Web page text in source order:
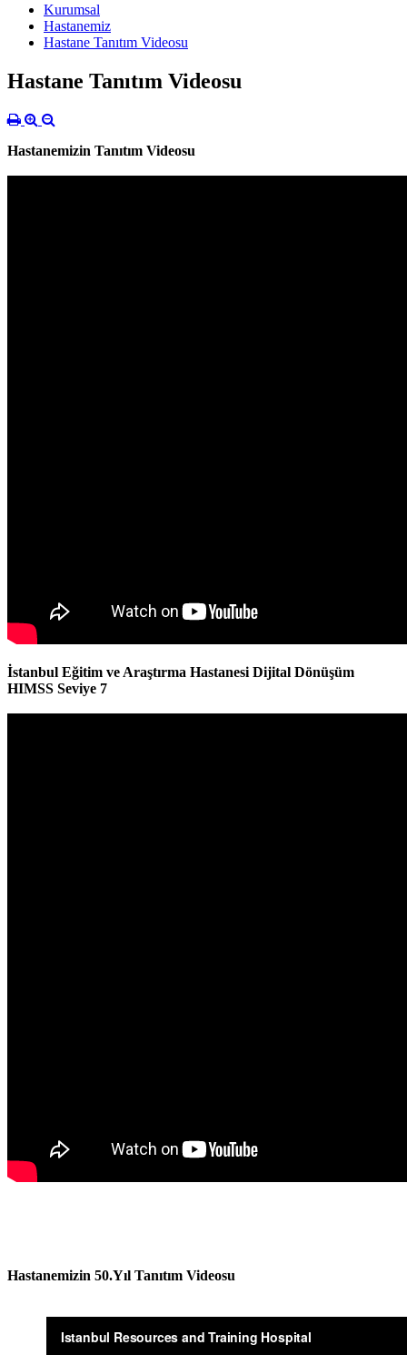
Kurumsal
Hastanemiz
Hastane Tanıtım Videosu
Hastane Tanıtım Videosu
Hastanemizin Tanıtım Videosu
İstanbul Eğitim ve Araştırma Hastanesi Dijital Dönüşüm
HIMSS Seviye 7
Hastanemizin 50.Yıl Tanıtım Videosu